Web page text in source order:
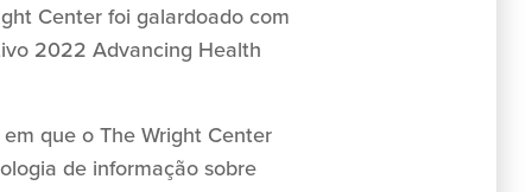
Center foi galardoado com
2022 Advancing Health
que o The Wright Center
de informação sobre